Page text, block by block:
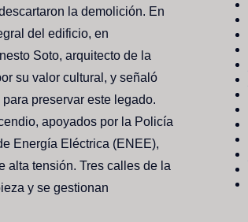
la demolición. En
del edificio, en
Soto, arquitecto de la
su valor cultural, y señaló
preservar este legado.
apoyados por la Policía
Energía Eléctrica (ENEE),
alta tensión. Tres calles de la
y se gestionan